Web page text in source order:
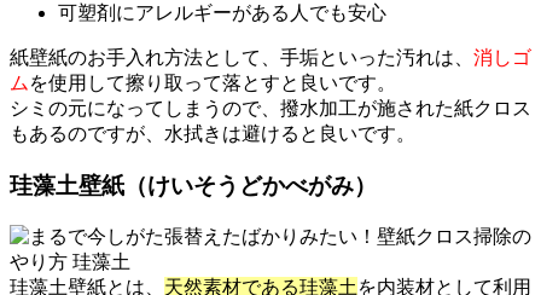
可塑剤にアレルギーがある人でも安心
紙壁紙のお手入れ方法として、手垢といった汚れは、 消しゴ
ム を使用して擦り取って落とすと良いです。
シミの元になってしまうので、撥水加工が施された紙クロス
もあるのですが、水拭きは避けると良いです。
珪藻土壁紙（けいそうどかべがみ）
珪藻土壁紙とは、 天然素材である珪藻土 を内装材として利用